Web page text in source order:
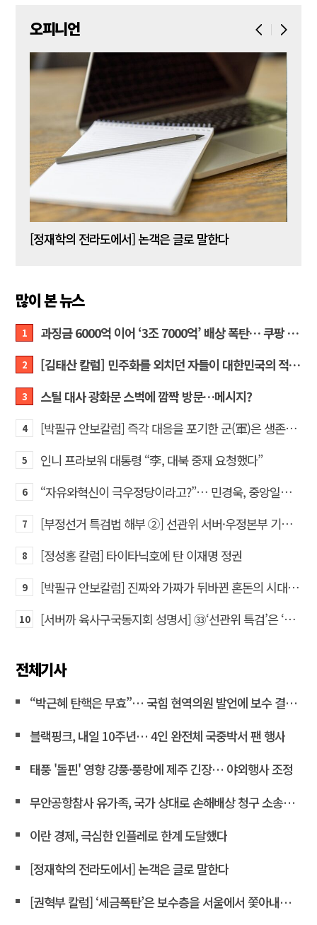
오피니언
[정재학의 전라도에서] 논객은 글로 말한다
많이 본 뉴스
1 과징금 6000억 이어 ‘3조 7000억’ 배상 폭탄… 쿠팡 때리기에 한미 통상 ‘초비상’
2 [김태산 칼럼] 민주화를 외치던 자들이 대한민국의 적이고 간첩이었다
3 스틸 대사 광화문 스벅에 깜짝 방문…메시지?
4 [박필규 안보칼럼] 즉각 대응을 포기한 군(軍)은 생존할 수 없다
5 인니 프라보워 대통령 “李, 대북 중재 요청했다”
6 “자유와혁신이 극우정당이라고?”… 민경욱, 중앙일보 직격
7 [부정선거 특검법 해부 ②] 선관위 서버·우정본부 기록까지…‘증거를 끌어오는 칼’
8 [정성홍 칼럼] 타이타닉호에 탄 이재명 정권
9 [박필규 안보칼럼] 진짜와 가짜가 뒤바뀐 혼돈의 시대, 안보 파탄은 막아야
10 [서버까 육사구국동지회 성명서] ㉝‘선관위 특검’은 ‘부정선거 특검’으로 명명하고 박주현 변호사를 ‘특검’으로 임명하라!
전체기사
“박근혜 탄핵은 무효”… 국힘 현역의원 발언에 보수 결집 목소리 고조
블랙핑크, 내일 10주년… 4인 완전체 국중박서 팬 행사
태풍 '돌핀' 영향 강풍·풍랑에 제주 긴장… 야외행사 조정
무안공항참사 유가족, 국가 상대로 손해배상 청구 소송한다
이란 경제, 극심한 인플레로 한계 도달했다
[정재학의 전라도에서] 논객은 글로 말한다
[권혁부 칼럼] ‘세금폭탄’은 보수층을 서울에서 쫓아내려는 계획